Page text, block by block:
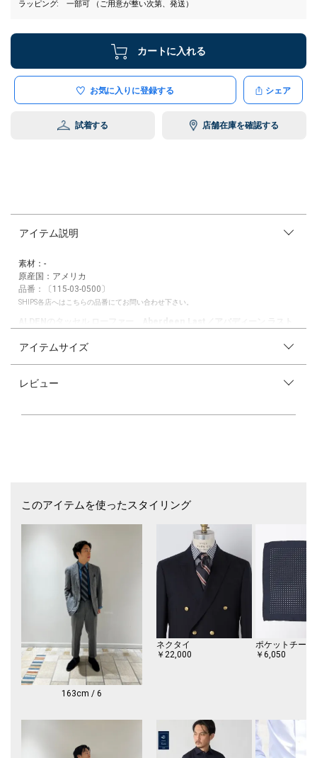
ラッピング
一部可 （ご用意が整い次第、発送）
カートに入れる
お気に入りに登録する シェア
試着する 店舗在庫を確認する
アイテム説明
素材：-
原産国：アメリカ
品番：〔115-03-0500〕
SHIPS各店へはこちらの品番にてお問い合わせ下さい。
【素材特性】
ド素材も上質なものを使用しており起毛感と滑らかな質感が魅力です。
仕様: アバディーン ラスト／Dウィズ／グッドイヤーウェルテッド製法 ／
レザーソール
1884年、マサチューセッツ州ミドルボロウにて創立。
アメリカントラッドの歴史とともに歩んだ老舗として、米国の靴文化を象
徴するシューメーカーです。
選りすぐられた最上級の素材を用い、コンフォータブルなフィット感を備
えたそのシューズは、アメリカントラッドを語るうえで不可欠の存在。
1970年代には、特殊な形状の医療用矯正靴がファッションシーンでも高
く評価され、素晴らしい履き心地とともに名声を世界へと広げました。
履き心地に革新をもたらしたオールデンのシューズは、世界中の靴を愛す
る人々に、他に代え難い至高の存在として親しまれています。
そのシューズがもつ唯一無二の存在感と履き心地は、靴を愛する世界中の
人々の憧れです。
※商品によっては、革の部位により染めの段階で色ムラが生じているもの
アイテムサイズ
レビュー
このアイテムを使ったスタイリング
163cm / 6
ネクタイ
￥22,000
ポケットチーフ
￥6,050